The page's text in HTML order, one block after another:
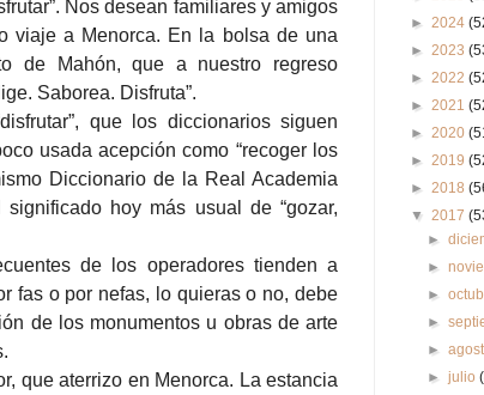
Nos desean familiares y amigos
viaje a Menorca. En la bolsa de una
de Mahón, que a nuestro regreso
Saborea. Disfruta”.
que los diccionarios siguen
usada acepción como “recoger los
Diccionario de la Real Academia
hoy más usual de “gozar,
de los operadores tienden a
fas o por nefas, lo quieras o no, debe
de los monumentos u obras de arte
que aterrizo en Menorca. La estancia
► 2024
► 2023
► 2022
► 2021
► 2020
► 2019
► 2018
▼ 2017
►
►
►
►
►
►julio